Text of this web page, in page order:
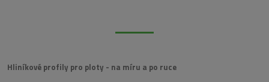
Hliníkové profily pro ploty - na míru a po ruce